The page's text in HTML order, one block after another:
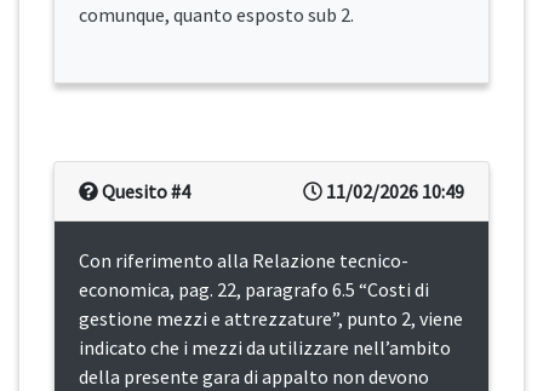
comunque, quanto esposto sub 2.
11/02/2026 10:49
Quesito #4
Con riferimento alla Relazione tecnico-
economica, pag. 22, paragrafo 6.5 “Costi di
gestione mezzi e attrezzature”, punto 2, viene
indicato che i mezzi da utilizzare nell’ambito
della presente gara di appalto non devono